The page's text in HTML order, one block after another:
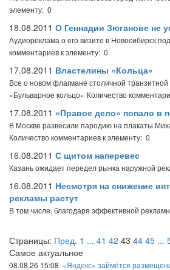
элементу: 0
18.08.2011 О Геннадии Зюганове не
Аудиореклама о его визите в Новосибирск
комментариев к элементу: 0
17.08.2011 Властелины «Кольца»
Все о новом флагмане столичной транзитной
«Бульварное кольцо» Количество
17.08.2011 «Правое дело» попало в
В Москве развесили пародию на плакаты
Количество комментариев к элементу: 0
16.08.2011 С щитом наперевес
Казань ожидает передел рынка наружной
16.08.2011 Несмотря на снижение
рекламы растут
В том числе, благодаря эффективной
Страницы: Пред. 1 ... 41 42 43 44 45 ...
Самое актуальное
08.08.26 15:08 «Яндекс» займётся